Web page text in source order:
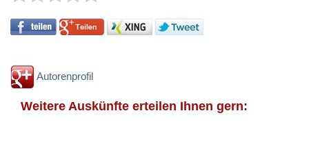
Autorenprofil
Weitere Auskünfte erteilen Ihnen gern: